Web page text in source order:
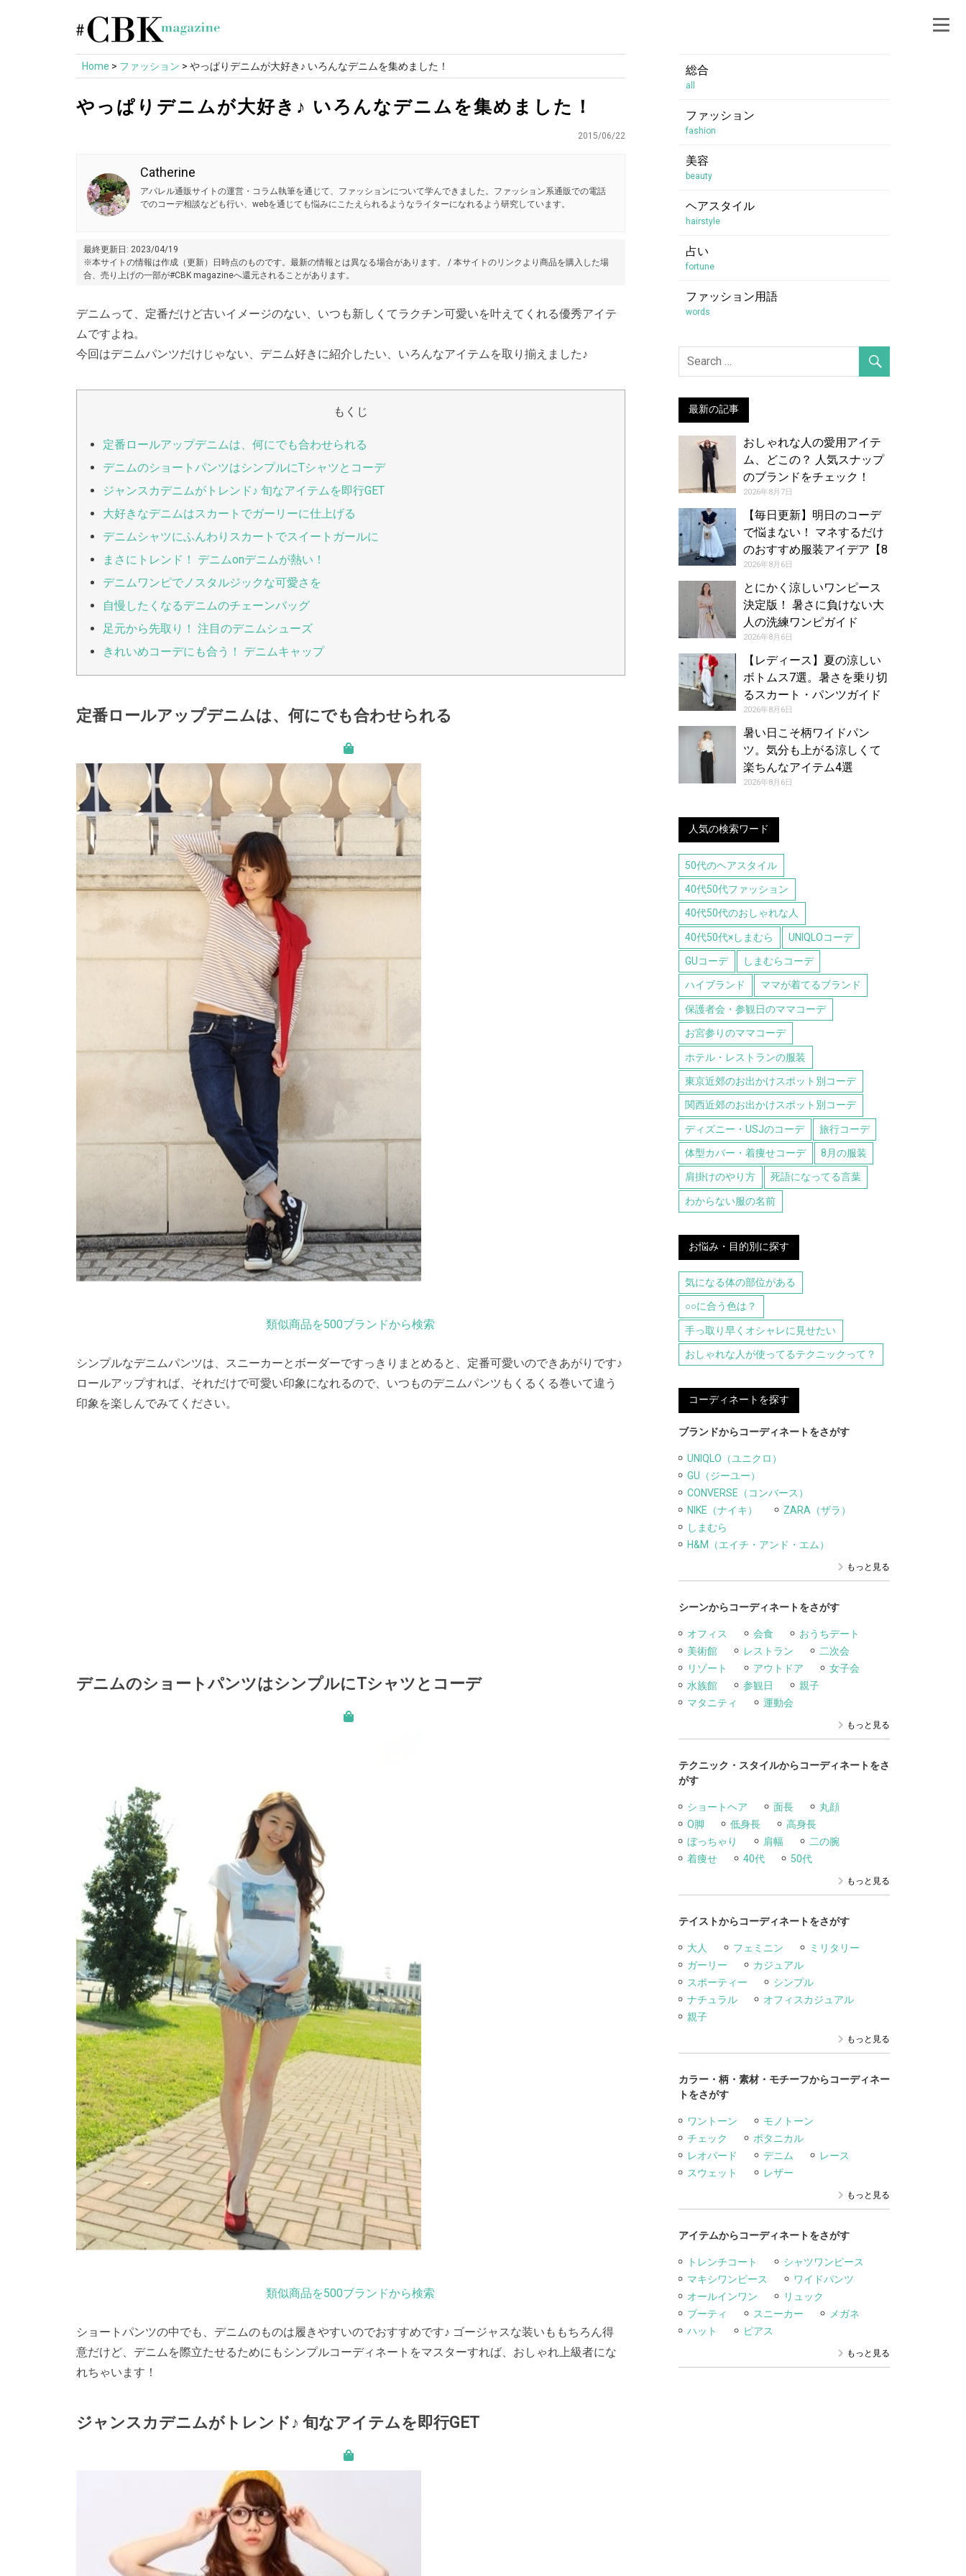
content
Home > ファッション >やっぱりデニムが大好き♪ いろんなデニムを集めました！
やっぱりデニムが大好き♪ いろんなデニムを集めました！
2015/06/22
Catherine
アパレル通販サイトの運営・コラム執筆を通じて、ファッションについて学んできました。ファッション系通販での電話
でのコーデ相談なども行い、webを通じても悩みにこたえられるようなライターになれるよう研究しています。
最終更新日: 2023/04/19
※本サイトの情報は作成（更新）日時点のものです。最新の情報とは異なる場合があります。 / 本サイトのリンクより商品を購入した場
合、売り上げの一部が#CBK magazineへ還元されることがあります。
デニムって、定番だけど古いイメージのない、いつも新しくてラクチン可愛いを叶えてくれる優秀アイテ
ムですよね。
今回はデニムパンツだけじゃない、デニム好きに紹介したい、いろんなアイテムを取り揃えました♪
もくじ
定番ロールアップデニムは、何にでも合わせられる
デニムのショートパンツはシンプルにTシャツとコーデ
ジャンスカデニムがトレンド♪ 旬なアイテムを即行GET
大好きなデニムはスカートでガーリーに仕上げる
デニムシャツにふんわりスカートでスイートガールに
まさにトレンド！ デニムonデニムが熱い！
デニムワンピでノスタルジックな可愛さを
自慢したくなるデニムのチェーンバッグ
足元から先取り！ 注目のデニムシューズ
きれいめコーデにも合う！ デニムキャップ
定番ロールアップデニムは、何にでも合わせられる
類似商品を500ブランドから検索
シンプルなデニムパンツは、スニーカーとボーダーですっきりまとめると、定番可愛いのできあがりです♪
ロールアップすれば、それだけで可愛い印象になれるので、いつものデニムパンツもくるくる巻いて違う
印象を楽しんでみてください。
デニムのショートパンツはシンプルにTシャツとコーデ
類似商品を500ブランドから検索
ショートパンツの中でも、デニムのものは履きやすいのでおすすめです♪ ゴージャスな装いももちろん得
意だけど、デニムを際立たせるためにもシンプルコーディネートをマスターすれば、おしゃれ上級者にな
れちゃいます！
ジャンスカデニムがトレンド♪ 旬なアイテムを即行GET
総合
all
ファッション
fashion
美容
beauty
ヘアスタイル
hairstyle
占い
fortune
ファッション用語
words
最新の記事
おしゃれな人の愛用アイテ
ム、どこの？ 人気スナップ
のブランドをチェック！
（2026年7月27日号）
2026年8月7日
【毎日更新】明日のコーデ
で悩まない！ マネするだけ
のおすすめ服装アイデア【8
月7日夏】
2026年8月6日
とにかく涼しいワンピース
決定版！ 暑さに負けない大
人の洗練ワンピガイド
2026年8月6日
【レディース】夏の涼しい
ボトムス7選。暑さを乗り切
るスカート・パンツガイド
2026年8月6日
暑い日こそ柄ワイドパン
ツ。気分も上がる涼しくて
楽ちんなアイテム4選
2026年8月6日
人気の検索ワード
50代のヘアスタイル
40代50代ファッション
40代50代のおしゃれな人
40代50代×しまむら UNIQLOコーデ
GUコーデ しまむらコーデ
ハイブランド ママが着てるブランド
保護者会・参観日のママコーデ
お宮参りのママコーデ
ホテル・レストランの服装
東京近郊のお出かけスポット別コーデ
関西近郊のお出かけスポット別コーデ
ディズニー・USJのコーデ 旅行コーデ
体型カバー・着痩せコーデ 8月の服装
肩掛けのやり方 死語になってる言葉
わからない服の名前
お悩み・目的別に探す
気になる体の部位がある
○○に合う色は？
手っ取り早くオシャレに見せたい
おしゃれな人が使ってるテクニックって？
コーディネートを探す
ブランドからコーディネートをさがす
UNIQLO（ユニクロ）
GU（ジーユー）
CONVERSE（コンバース）
NIKE（ナイキ）
ZARA（ザラ）
しまむら
H&M（エイチ・アンド・エム）
もっと見る
シーンからコーディネートをさがす
オフィス 会食
おうちデート
美術館
レストラン
二次会
リゾート
アウトドア
女子会
水族館
参観日
親子
マタニティ
運動会
もっと見る
テクニック・スタイルからコーディネートをさ
がす
ショートヘア 面長
丸顔
O脚
低身長
高身長
ぼっちゃり
肩幅
二の腕
着痩せ
40代 50代
もっと見る
テイストからコーディネートをさがす
大人 フェミニン
ミリタリー
ガーリー
カジュアル
スポーティー
シンプル
ナチュラル
オフィスカジュアル
親子
もっと見る
カラー・柄・素材・モチーフからコーディネー
トをさがす
ワントーン
モノトーン
チェック
ボタニカル
レオパード
デニム
レース
スウェット
レザー
もっと見る
アイテムからコーディネートをさがす
トレンチコート
シャツワンピース
マキシワンピース
ワイドパンツ
オールインワン
リュック
ブーティ
スニーカー
メガネ
ハット
ピアス
もっと見る